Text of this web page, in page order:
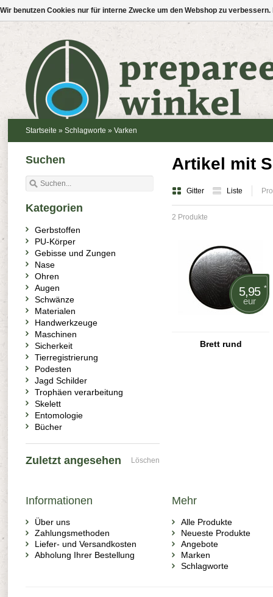
Startseite » Schlagworte » Varken
Artikel mit
Gitter Liste
2 Produkte
5,95 *
eur
Brett rund
Suchen
Kategorien
Gerbstoffen
PU-Körper
Gebisse und Zungen
Nase
Ohren
Augen
Schwänze
Materialen
Handwerkzeuge
Maschinen
Sicherkeit
Tierregistrierung
Podesten
Jagd Schilder
Trophäen verarbeitung
Skelett
Entomologie
Bücher
Zuletzt angesehen Löschen
Informationen
Über uns
Zahlungsmethoden
Liefer- und Versandkosten
Abholung Ihrer Bestellung
Mehr
Alle Produkte
Neueste Produkte
Angebote
Marken
Schlagworte
Wir benutzen Cookies nur für interne Zwecke um den Webshop zu